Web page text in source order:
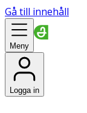
Gå till innehåll
Meny
Logga in